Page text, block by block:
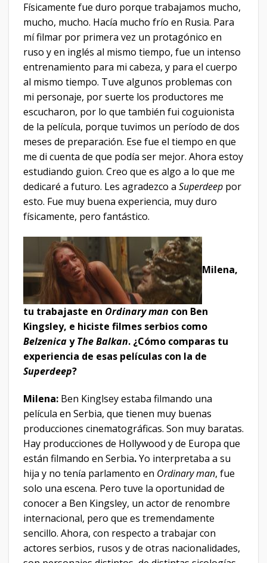
Físicamente fue duro porque trabajamos mucho,
mucho, mucho. Hacía mucho frío en Rusia. Para
mí filmar por primera vez un protagónico en
ruso y en inglés al mismo tiempo, fue un intenso
entrenamiento para mi cabeza, y para el cuerpo
al mismo tiempo. Tuve algunos problemas con
mi personaje, por suerte los productores me
escucharon, por lo que también fui coguionista
de la película, porque tuvimos un período de dos
meses de preparación. Ese fue el tiempo en que
me di cuenta de que podía ser mejor. Ahora estoy
estudiando guion. Creo que es algo a lo que me
dedicaré a futuro. Les agradezco a Superdeep por
esto. Fue muy buena experiencia, muy duro
físicamente, pero fantástico.
Milena,
tu trabajaste en Ordinary man con Ben
Kingsley, e hiciste filmes serbios como
BelzenicayThe Balkan. ¿Cómo comparas tu
experiencia de esas películas con la de
Superdeep?
Milena: Ben Kinglsey estaba filmando una
película en Serbia, que tienen muy buenas
producciones cinematográficas. Son muy baratas.
Hay producciones de Hollywood y de Europa que
están filmando en Serbia.Yo interpretaba a su
hija y no tenía parlamento en Ordinary man, fue
solo una escena. Pero tuve la oportunidad de
conocer a Ben Kingsley, un actor de renombre
internacional, pero que es tremendamente
sencillo. Ahora, con respecto a trabajar con
actores serbios, rusos y de otras nacionalidades,